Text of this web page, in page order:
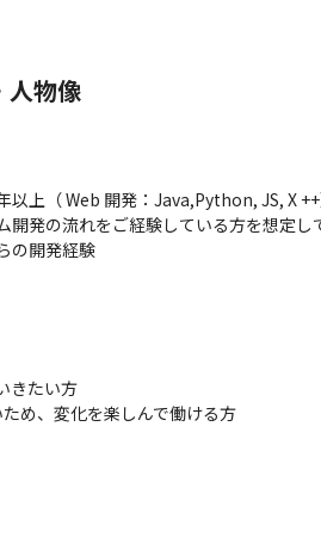
、導入検討中のローコードツールの標
発されたシステム、または他社の類似
入力画面作成/レポート出力機能追加/ス
能については、開発言語を使用しアドオ
方がベターな案件はVB.NETやPython
をローコードで開発
より導入手順は異なりますが、ツール
ンバーがいます。
、RPAツール経験のみのメンバーもお
人物像
以上（ Web 開発：Java,Python, JS, X ++
発の流れをご経験している方を想定し
の開発経験
きたい方
め、変化を楽しんで働ける方